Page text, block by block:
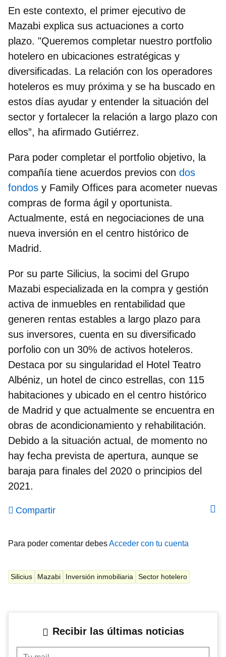
En este contexto, el primer ejecutivo de
Mazabi explica sus actuaciones a corto
plazo. "Queremos completar nuestro portfolio
hotelero en ubicaciones estratégicas y
diversificadas. La relación con los operadores
hoteleros es muy próxima y se ha buscado en
estos días ayudar y entender la situación del
sector y fortalecer la relación a largo plazo con
ellos”, ha afirmado Gutiérrez.
Para poder completar el portfolio objetivo, la
compañía tiene acuerdos previos con dos
fondos y Family Offices para acometer nuevas
compras de forma ágil y oportunista.
Actualmente, está en negociaciones de una
nueva inversión en el centro histórico de
Madrid.
Por su parte Silicius, la socimi del Grupo
Mazabi especializada en la compra y gestión
activa de inmuebles en rentabilidad que
generen rentas estables a largo plazo para
sus inversores, cuenta en su diversificado
porfolio con un 30% de activos hoteleros.
Destaca por su singularidad el Hotel Teatro
Albéniz, un hotel de cinco estrellas, con 115
habitaciones y ubicado en el centro histórico
de Madrid y que actualmente se encuentra en
obras de acondicionamiento y rehabilitación.
Debido a la situación actual, de momento no
hay fecha prevista de apertura, aunque se
baraja para finales del 2020 o principios del
2021.
Compartir
Para poder comentar debesAcceder con tu cuenta
Silicius Mazabi Inversión inmobiliaria Sector hotelero
Recibir las últimas noticias
Tu mail